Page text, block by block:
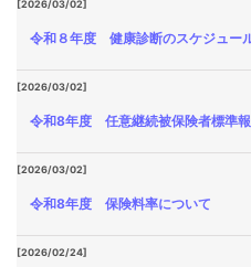
[2026/03/02]
令和８年度 健康診断のスケジュー
[2026/03/02]
令和8年度 任意継続被保険者標準
[2026/03/02]
令和8年度 保険料率について
[2026/02/24]